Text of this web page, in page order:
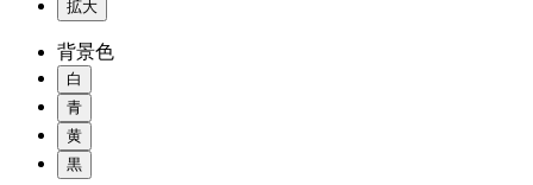
拡大
背景色
白
青
黄
黒